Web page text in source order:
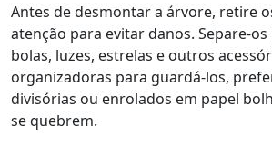
Antes de desmontar a árvore, retire
atenção para evitar danos. Separe-
bolas, luzes, estrelas e outros
organizadoras para guardá-los,
divisórias ou enrolados em papel
se quebrem.